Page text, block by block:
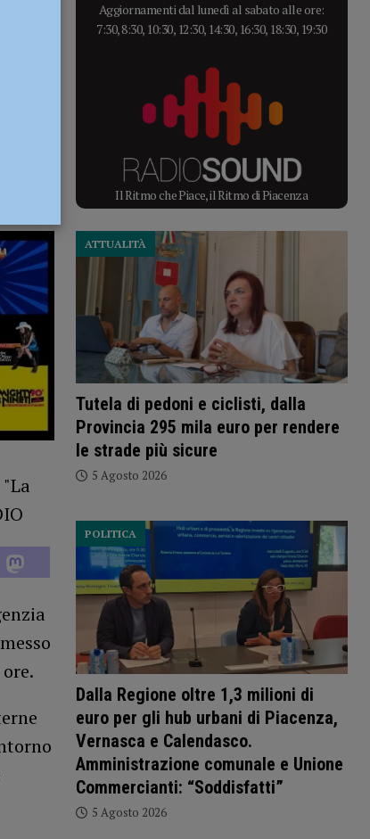
Aggiornamenti dal lunedì al sabato alle ore:
7:30, 8:30, 10:30, 12:30, 14:30, 16:30, 18:30, 19:30
Il Ritmo che Piace, il Ritmo di Piacenza
Tutela di pedoni e ciclisti, dalla
Provincia 295 mila euro per rendere
le strade più sicure
ATTUALITÀ
5 Agosto 2026
Dalla Regione oltre 1,3 milioni di
euro per gli hub urbani di Piacenza,
Vernasca e Calendasco.
Amministrazione comunale e Unione
Commercianti: “Soddisfatti”
POLITICA
5 Agosto 2026